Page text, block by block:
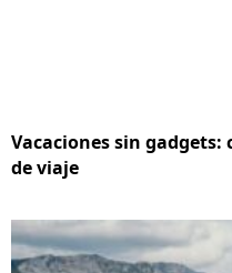
Vacaciones sin
de viaje